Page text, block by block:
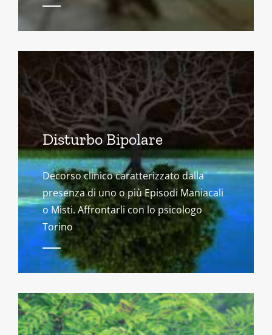
Disturbo Bipolare
Decorso clinico caratterizzato dalla
presenza di uno o più Episodi Maniacali
o Misti. Affrontarli con lo psicologo
Torino